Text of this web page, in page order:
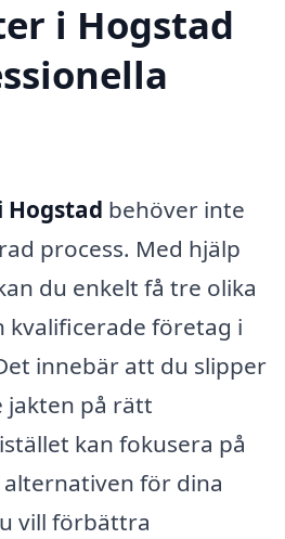
i Hogstad
behöver inte
process. Med hjälp
du enkelt få tre olika
kvalificerade företag i
innebär att du slipper
jakten på rätt
kan fokusera på
för dina
vill förbättra